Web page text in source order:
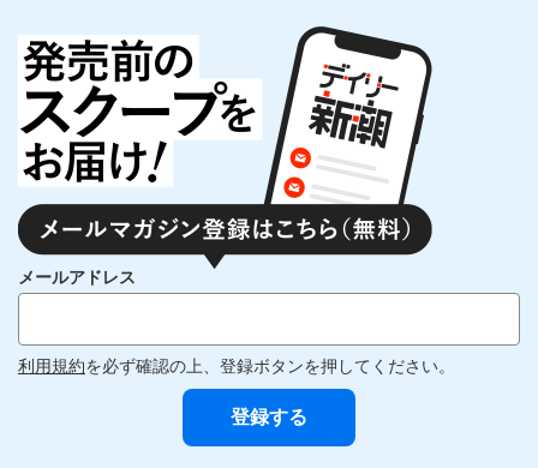
メールアドレス
利用規約を必ず確認の上、登録ボタンを押してください。